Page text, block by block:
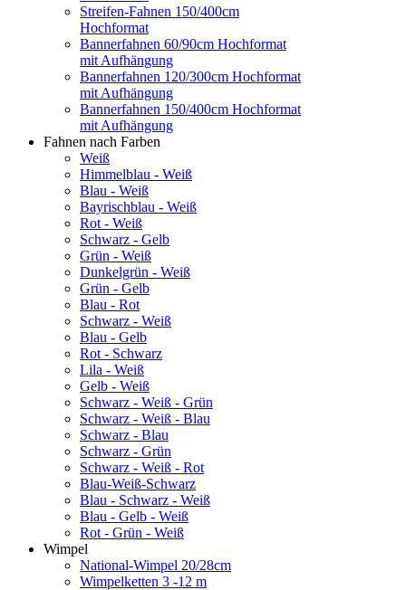
Streifen-Fahnen 150/400cm
Hochformat
Bannerfahnen 60/90cm Hochformat
mit Aufhängung
Bannerfahnen 120/300cm Hochformat
mit Aufhängung
Bannerfahnen 150/400cm Hochformat
mit Aufhängung
Fahnen nach Farben
Weiß
Himmelblau - Weiß
Blau - Weiß
Bayrischblau - Weiß
Rot - Weiß
Schwarz - Gelb
Grün - Weiß
Dunkelgrün - Weiß
Grün - Gelb
Blau - Rot
Schwarz - Weiß
Blau - Gelb
Rot - Schwarz
Lila - Weiß
Gelb - Weiß
Schwarz - Weiß - Grün
Schwarz - Weiß - Blau
Schwarz - Blau
Schwarz - Grün
Schwarz - Weiß - Rot
Blau-Weiß-Schwarz
Blau - Schwarz - Weiß
Blau - Gelb - Weiß
Rot - Grün - Weiß
Wimpel
National-Wimpel 20/28cm
Wimpelketten 3 -12 m